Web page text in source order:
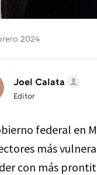
2024
Joel Calata
Editor
federal en
más
con más